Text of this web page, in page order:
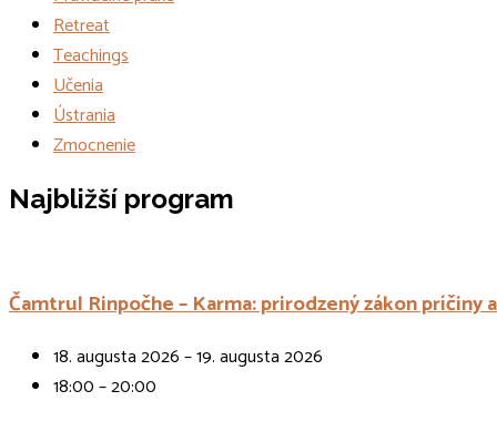
Retreat
Teachings
Učenia
Ústrania
Zmocnenie
Udalosti
Najbližší program
Čamtrul Rinpočhe – Karma: prirodzený zákon príčiny
18. augusta 2026 – 19. augusta 2026
18:00 – 20:00